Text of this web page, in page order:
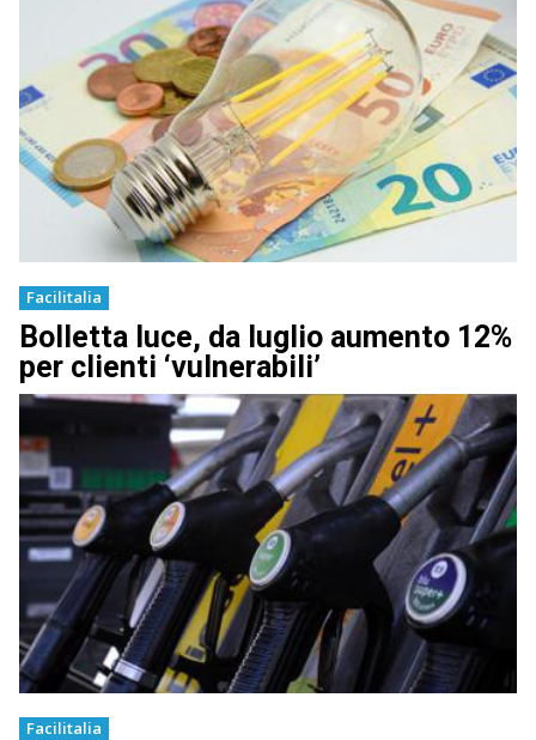
Facilitalia
Bolletta luce, da luglio aumento 12%
per clienti ‘vulnerabili’
Facilitalia